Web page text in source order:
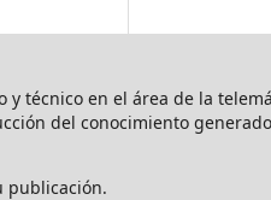
técnico en el área de la
del conocimiento
publicación.